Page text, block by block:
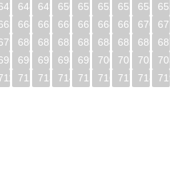
648 649 650 651 652 653 654
664 665 666 667 668 669 670
680 681 682 683 684 685 686
696 697 698 699 700 701 702
712 713 714 715 716 717 718